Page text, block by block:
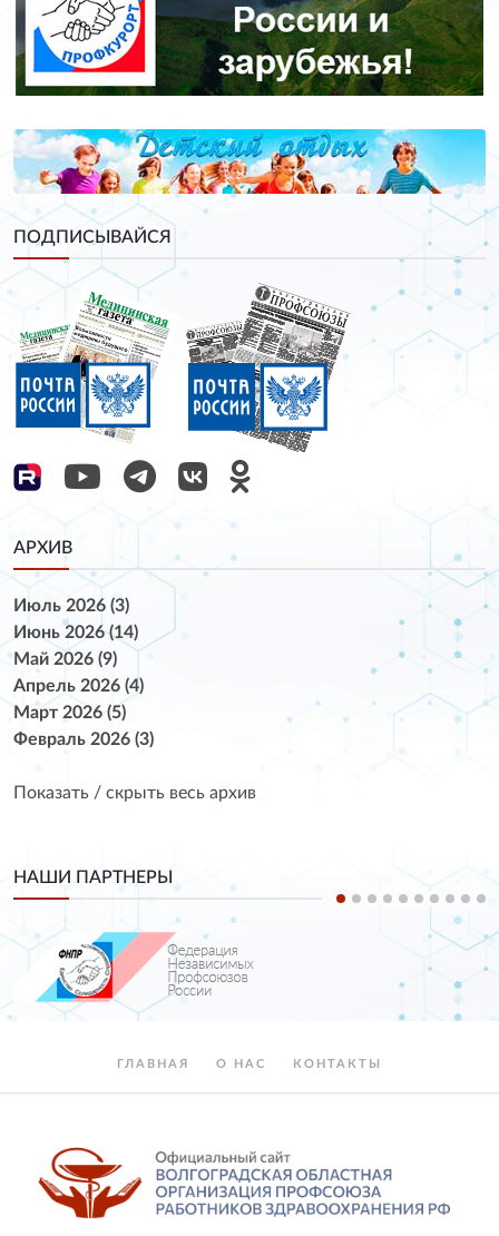
ПОДПИСЫВАЙСЯ
АРХИВ
Июль 2026 (3)
Июнь 2026 (14)
Май 2026 (9)
Апрель 2026 (4)
Март 2026 (5)
Февраль 2026 (3)
Показать / скрыть весь архив
НАШИ ПАРТНЕРЫ
ГЛАВНАЯ О НАС КОНТАКТЫ